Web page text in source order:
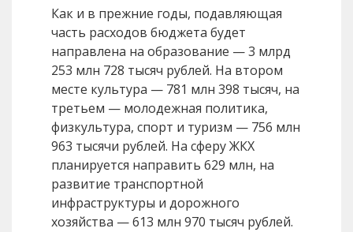
Как и в прежние годы, подавляющая
часть расходов бюджета будет
направлена на образование — 3 млрд
253 млн 728 тысяч рублей. На втором
месте культура — 781 млн 398 тысяч, на
третьем — молодежная политика,
физкультура, спорт и туризм — 756 млн
963 тысячи рублей. На сферу ЖКХ
планируется направить 629 млн, на
развитие транспортной
инфраструктуры и дорожного
хозяйства — 613 млн 970 тысяч рублей.